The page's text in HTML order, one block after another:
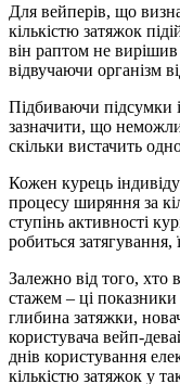
Для вейперів, що
кількістю затяжок
він раптом не
відвучаючи організм
Підбиваючи підсумки
зазначити, що
скільки вистачить
Кожен курець
процесу ширяння за
ступінь активності
робиться затягування,
Залежно від того, хто
стажем – ці
глибина затяжки,
користувача вейп-
днів користування
кількістю затяжок у